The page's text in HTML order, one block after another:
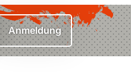
Anmeldung